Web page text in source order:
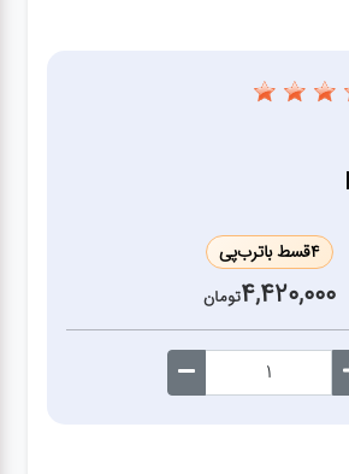
4قسط باترب‌پی
4,420,000تومان